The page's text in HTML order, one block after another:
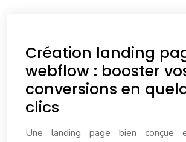
Création landing
webflow : booster
conversions en
clics
Une landing page bien conçue